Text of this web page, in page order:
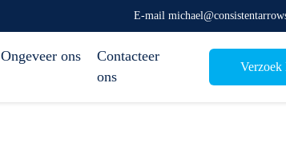
E-mail
Ongeveer ons
Contacteer
ons
Verzoek